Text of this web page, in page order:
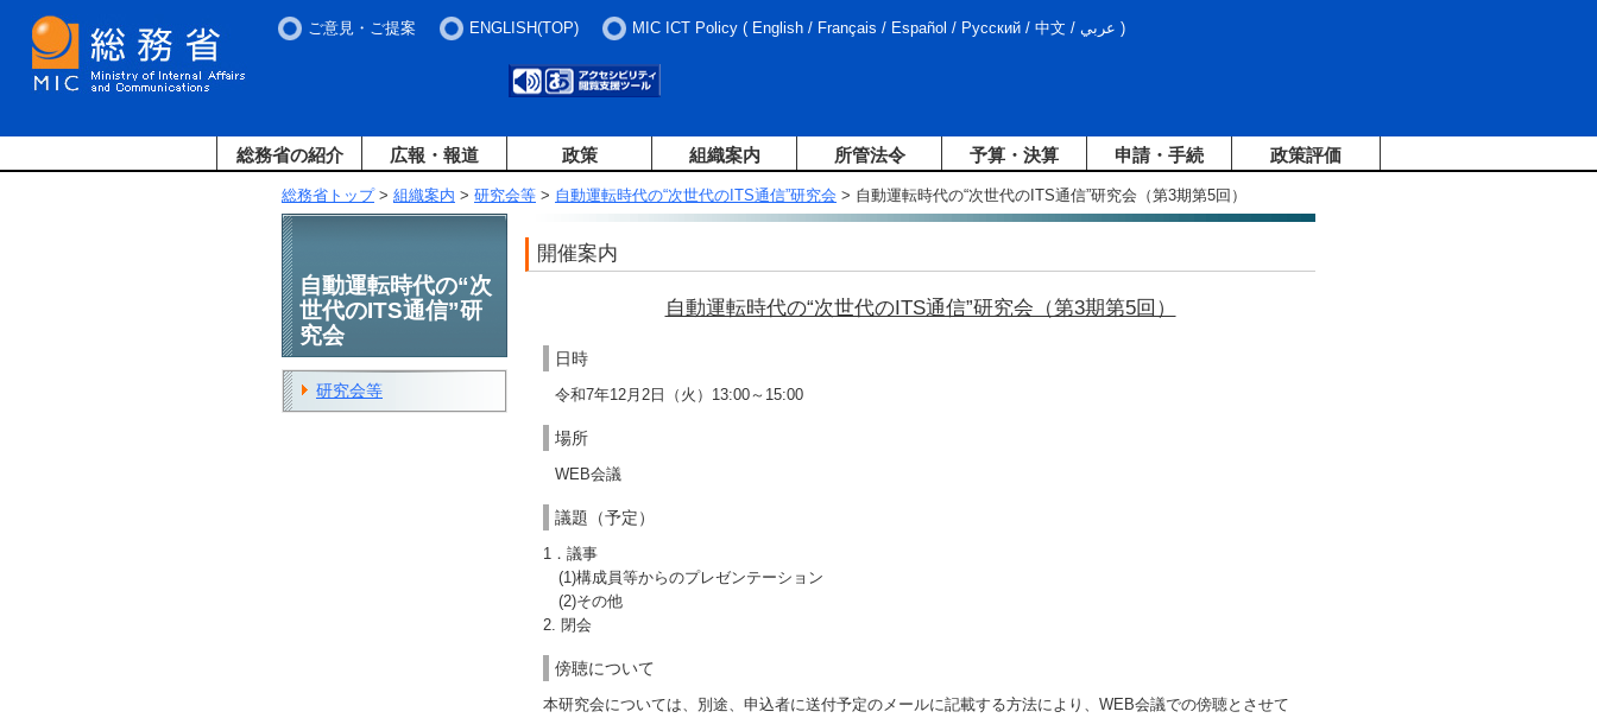
ご意見・ご提案 ENGLISH(TOP) MIC ICT Policy ( English / Français / Español / Русский / 中文 / عربي )
総務省の紹介 広報・報道 政策 組織案内 所管法令 予算・決算 申請・手続 政策評価
総務省トップ> 組織案内 > 研究会等 > 自動運転時代の“次世代のITS通信”研究会 > 自動運転時代の“次世代のITS通信”研究会（第3期第5回）
開催案内
自動運転時代の“次世代のITS通信”研究会（第3期第5回）
日時
令和7年12月2日（火）13:00～15:00
場所
WEB会議
議題（予定）
1．議事
(1)構成員等からのプレゼンテーション
(2)その他
2. 閉会
傍聴について
本研究会については、別途、申込者に送付予定のメールに記載する方法により、WEB会議での傍聴とさせて
自動運転時代の“次
世代のITS通信”研
究会
研究会等